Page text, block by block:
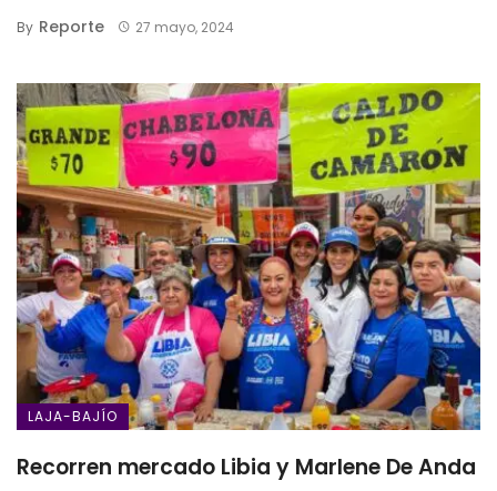
By Reporte 27 mayo, 2024
LAJA-BAJÍO
Recorren mercado Libia y Marlene De Anda